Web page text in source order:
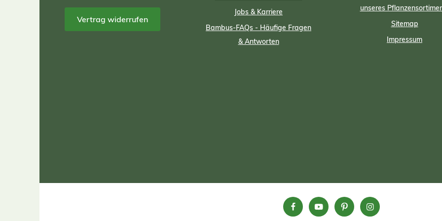
Vertrag widerrufen
Jobs & Karriere
Bambus-FAQs - Häufige Fragen
& Antworten
unseres
Sitemap
Impressum